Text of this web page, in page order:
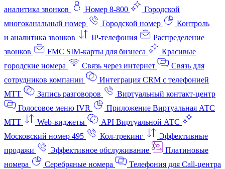
аналитика звонков
Номер 8-800
Городской
многоканальный номер
Городской номер
Контроль
и аналитика звонков
IP-телефония
Распределение
звонков
FMC SIM-карты для бизнеса
Красивые
городские номера
Связь через интернет
Связь для
сотрудников компании
Интеграция CRM с телефонией
МТТ
Запись разговоров
Виртуальный контакт‑центр
Голосовое меню IVR
Приложение Виртуальная АТС
МТТ
Web-виджеты
API Виртуальной АТС
Московский номер 495
Кол-трекинг
Эффективные
продажи
Эффективное обслуживание
Платиновые
номера
Серебряные номера
Телефония для Call-центра